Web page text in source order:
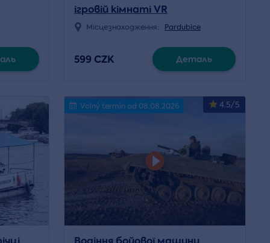
ігровій кімнаті VR
Місцезнаходження: Pardubice
599 CZK Деталь
4.5/5
Volný termín od 08.08.2026